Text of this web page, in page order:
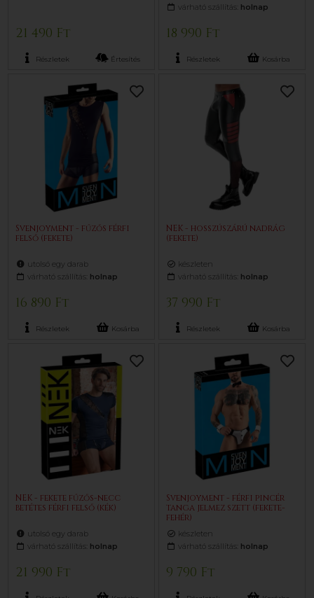
21 490 Ft
Részletek Értesítés
várható szállítás: holnap
18 990 Ft
Részletek Kosárba
Svenjoyment - fűzős férfi
felső (fekete)
utolsó egy darab
várható szállítás: holnap
16 890 Ft
Részletek Kosárba
NEK - hosszúszárú nadrág
(fekete)
készleten
várható szállítás: holnap
37 990 Ft
Részletek Kosárba
NEK - fekete fűzős-necc
betétes férfi felső (kék)
utolsó egy darab
várható szállítás: holnap
21 990 Ft
Svenjoyment - férfi pincér
tanga jelmez szett (fekete-
fehér)
készleten
várható szállítás: holnap
9 790 Ft